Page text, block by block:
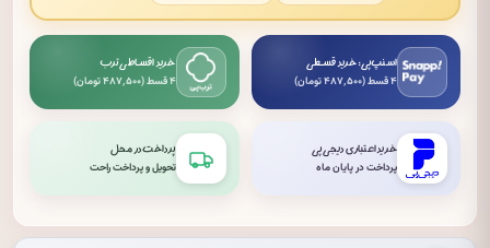
اسنپ‌پی: خرید قسطی
۴ قسط (۴۸۷٬۵۰۰ تومان)
خرید اقساطی ترب
۴ قسط (۴۸۷٬۵۰۰ تومان)
خرید اعتباری دیجی‌پی
پرداخت در پایان ماه
پرداخت در محل
تحویل و پرداخت راحت